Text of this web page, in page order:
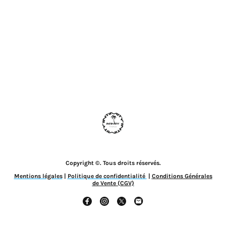
Copyright ©. Tous droits réservés.
Mentions légales| Politique de confidentialité | Conditions Générales
de Vente (CGV)